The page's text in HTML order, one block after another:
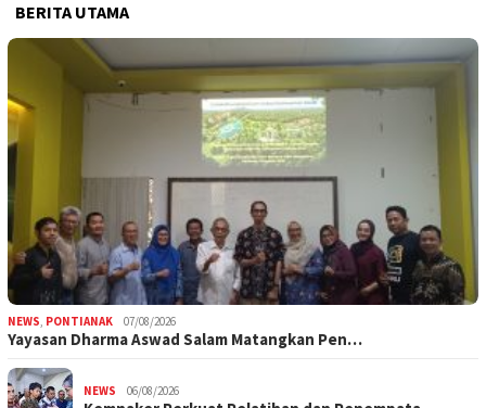
BERITA UTAMA
NEWS, PONTIANAK 07/08/2026
Yayasan Dharma Aswad Salam Matangkan Pen…
NEWS 06/08/2026